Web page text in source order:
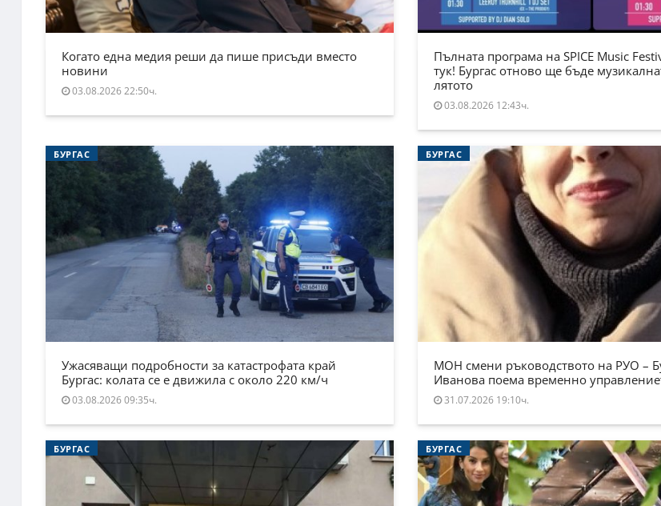
Когато една медия реши да пише присъди вместо
новини
03.08.2026 22:50ч.
Пълната програма на SPICE Music
тук! Бургас отново ще бъде
лятото
03.08.2026 12:43ч.
БУРГАС
Ужасяващи подробности за катастрофата край
Бургас: колата се е движила с около 220 км/ч
03.08.2026 09:35ч.
БУРГАС
МОН смени ръководството на РУО –
Иванова поема временно
31.07.2026 19:10ч.
БУРГАС БУРГАС